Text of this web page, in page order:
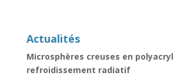
Actualités
Microsphères creuses en
refroidissement radiatif